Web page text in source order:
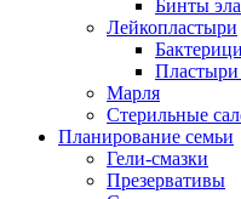
Бинты
Лейкопластыри
Марля
Стерильные
Планирование семьи
Гели-смазки
Презервативы